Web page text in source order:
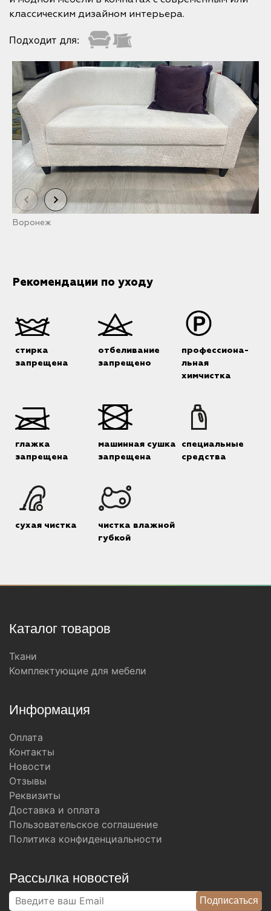
классическим дизайном интерьера.
Подходит для:
Воронеж
Рекомендации по уходу
стирка
запрещена
отбеливание
запрещено
профессиона-
льная
химчистка
глажка
запрещена
машинная сушка
запрещена
специальные
средства
сухая чистка
чистка влажной
губкой
Каталог товаров
Ткани
Комплектующие для мебели
Информация
Оплата
Контакты
Новости
Отзывы
Реквизиты
Доставка и оплата
Пользовательское соглашение
Политика конфиденциальности
Рассылка новостей